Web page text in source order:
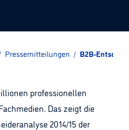
Pressemitteilungen / B2B-
professionellen
Das zeigt die
2014/15 der